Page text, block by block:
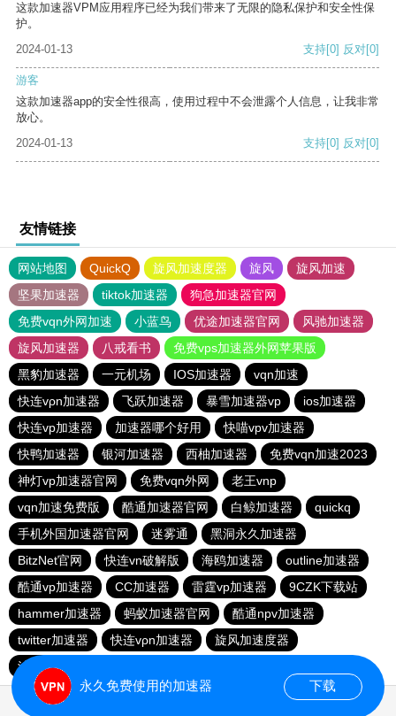
这款加速器VPM应用程序已经为我们带来了无限的隐私保护和安全性保
护。
2024-01-13
支持[0] 反对[0]
游客
这款加速器app的安全性很高，使用过程中不会泄露个人信息，让我非常
放心。
2024-01-13
支持[0] 反对[0]
友情链接
网站地图 QuickQ 旋风加速度器 旋风
旋风加速
坚果加速器
tiktok加速器
狗急加速器官网
免费vqn外网加速
小蓝鸟 优途加速器官网
风驰加速器
旋风加速器
八戒看书
免费vps加速器外网苹果版
黑豹加速器
一元机场 IOS加速器
vqn加速
快连vρn加速器
飞跃加速器 暴雪加速器vp
ios加速器
快连vp加速器
加速器哪个好用
快喵vpv加速器
快鸭加速器
银河加速器 西柚加速器
免费vqn加速2023
神灯vp加速器官网
免费vqn外网
老王vnp
vqn加速免费版
酷通加速器官网 白鲸加速器
quickq
手机外国加速器官网
迷雾通
黑洞永久加速器
BitzNet官网
快连vn破解版 海鸥加速器
outline加速器
酷通vp加速器
CC加速器 雷霆vp加速器
9CZK下载站
hammer加速器
蚂蚁加速器官网
酷通npv加速器
twitter加速器
快连vρn加速器
旋风加速度器
油管加速器永久免费版
永久免费使用的加速器 下载